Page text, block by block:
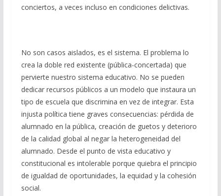
conciertos, a veces incluso en condiciones delictivas.
No son casos aislados, es el sistema. El problema lo
crea la doble red existente (pública-concertada) que
pervierte nuestro sistema educativo. No se pueden
dedicar recursos públicos a un modelo que instaura un
tipo de escuela que discrimina en vez de integrar. Esta
injusta política tiene graves consecuencias: pérdida de
alumnado en la pública, creación de guetos y deterioro
de la calidad global al negar la heterogeneidad del
alumnado. Desde el punto de vista educativo y
constitucional es intolerable porque quiebra el principio
de igualdad de oportunidades, la equidad y la cohesión
social.